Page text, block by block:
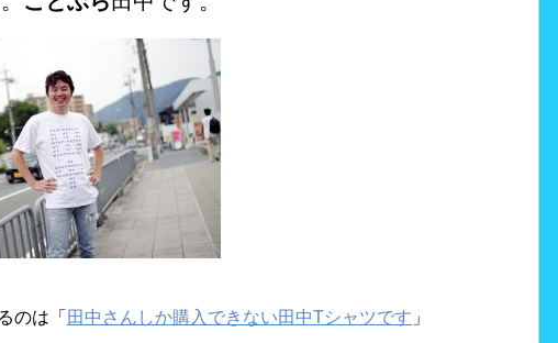
のは「 田中さんしか購入できない田中Tシャツです 」